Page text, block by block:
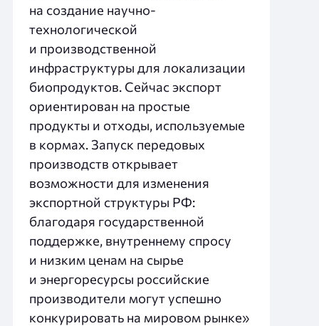
на создание научно-
технологической
и производственной
инфраструктуры для локализации
биопродуктов. Сейчас экспорт
ориентирован на простые
продукты и отходы, используемые
в кормах. Запуск передовых
производств открывает
возможности для изменения
экспортной структуры РФ:
благодаря государственной
поддержке, внутреннему спросу
и низким ценам на сырье
и энергоресурсы российские
производители могут успешно
конкурировать на мировом рынке»